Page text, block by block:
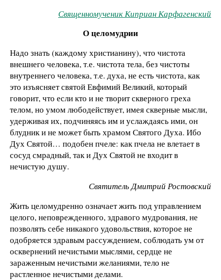
Священномученик Киприан Карфагенский
О целомудрии
Надо знать (каждому христианину), что чистота
внешнего человека, т.е. чистота тела, без чистоты
внутреннего человека, т.е. духа, не есть чистота, как
это изъясняет святой Евфимий Великий, который
говорит, что если кто и не творит скверного греха
телом, но умом любодействует, имея скверные мысли,
удерживая их, подчиняясь им и услаждаясь ими, он
блудник и не может быть храмом Святого Духа. Ибо
Дух Святой… подобен пчеле: как пчела не влетает в
сосуд смрадный, так и Дух Святой не входит в
нечистую душу.
Святитель Дмитрий Ростовский
Жить целомудренно означает жить под управлением
целого, неповрежденного, здравого мудрования, не
позволять себе никакого удовольствия, которое не
одобряется здравым рассуждением, соблюдать ум от
осквернений нечистыми мыслями, сердце не
зараженным нечистыми желаниями, тело не
растленное нечистыми делами.